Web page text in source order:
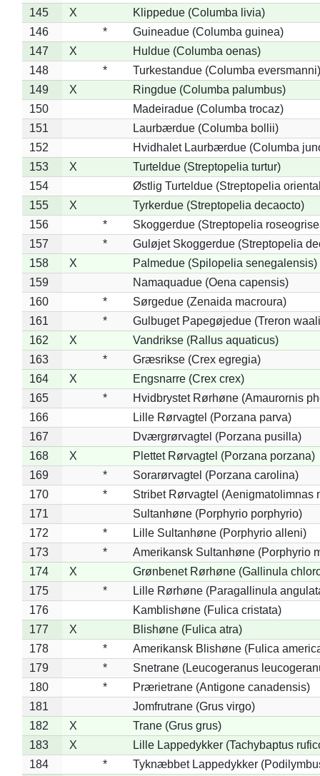
145
X
Klippedue (Columba livia)
146
*
Guineadue (Columba guinea)
147
X
Huldue (Columba oenas)
148
*
Turkestandue (Columba eversmanni)
149
X
Ringdue (Columba palumbus)
150
Madeiradue (Columba trocaz)
151
Laurbærdue (Columba bollii)
152
Hvidhalet Laurbærdue (Columba
153
X
Turteldue (Streptopelia turtur)
154
Østlig Turteldue (Streptopelia
155
X
Tyrkerdue (Streptopelia decaocto)
156
*
Skoggerdue (Streptopelia
157
*
Guløjet Skoggerdue (Streptopelia
158
X
Palmedue (Spilopelia senegalensis)
159
Namaquadue (Oena capensis)
160
*
Sørgedue (Zenaida macroura)
161
*
Gulbuget Papegøjedue (Treron
162
X
Vandrikse (Rallus aquaticus)
163
*
Græsrikse (Crex egregia)
164
X
Engsnarre (Crex crex)
165
*
Hvidbrystet Rørhøne (Amaurornis
166
Lille Rørvagtel (Porzana parva)
167
Dværgrørvagtel (Porzana pusilla)
168
X
Plettet Rørvagtel (Porzana porzana)
169
*
Sorarørvagtel (Porzana carolina)
170
*
Stribet Rørvagtel (Aenigmatolimnas
171
Sultanhøne (Porphyrio porphyrio)
172
*
Lille Sultanhøne (Porphyrio alleni)
173
*
Amerikansk Sultanhøne (Porphyrio
174
X
Grønbenet Rørhøne (Gallinula
175
*
Lille Rørhøne (Paragallinula
176
Kamblishøne (Fulica cristata)
177
X
Blishøne (Fulica atra)
178
*
Amerikansk Blishøne (Fulica
179
*
Snetrane (Leucogeranus
180
*
Prærietrane (Antigone canadensis)
181
Jomfrutrane (Grus virgo)
182
X
Trane (Grus grus)
183
X
Lille Lappedykker (Tachybaptus
184
*
Tyknæbbet Lappedykker